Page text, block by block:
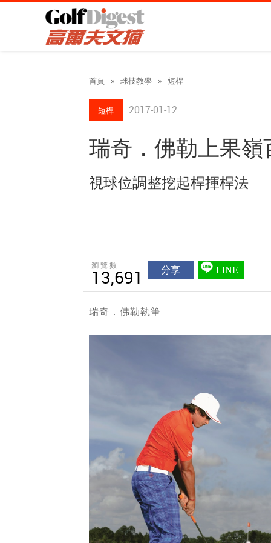
首頁 » 球技教學 » 短桿
短桿 2017-01-12
瑞奇．佛勒上果
視球位調整挖起桿揮桿
瀏覽數
13,691 分享 LINE
瑞奇．佛勒執筆